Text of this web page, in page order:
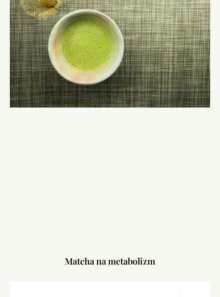
Matcha na metabolizm